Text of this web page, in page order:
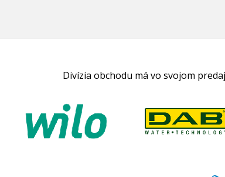
Divízia obchodu má vo svojom